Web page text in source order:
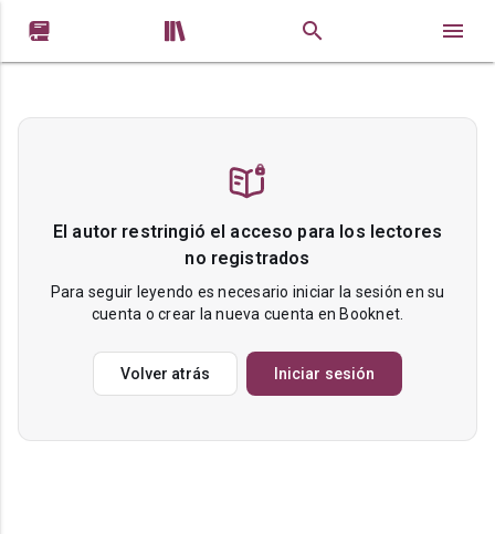
 
El autor restringió el acceso para los lectores
no registrados
Para seguir leyendo es necesario iniciar la sesión en su
cuenta o crear la nueva cuenta en Booknet.
Volver atrás Iniciar sesión